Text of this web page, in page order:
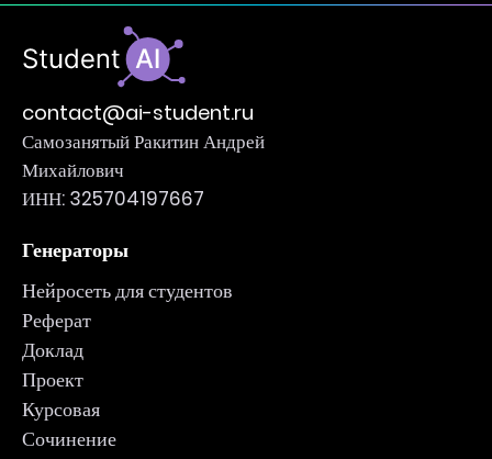
contact@ai-student.ru
Самозанятый Ракитин Андрей
Михайлович
ИНН: 325704197667
Генераторы
Нейросеть для студентов
Реферат
Доклад
Проект
Курсовая
Сочинение